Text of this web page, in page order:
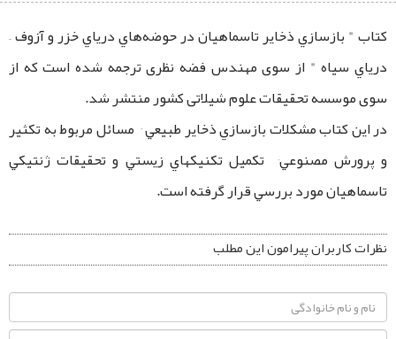
کتاب " بازسازي ذخاير تاسماهيان در حوضه‌هاي درياي خزر و آزوف –
درياي سياه " از سوی مهندس فضه نظری ترجمه شده است که از
سوی موسسه تحقیقات علوم شیلاتی کشور منتشر شد.
در اين كتاب مشكلات بازسازي ذخاير طبيعي ٬ مسائل مربوط به تكثير
و پرورش مصنوعي٬ تكميل تكنيكهاي زيستي و تحقيقات ژنتيكي
تاسماهيان مورد بررسي قرار گرفته است.
نظرات کاربران پیرامون این مطلب